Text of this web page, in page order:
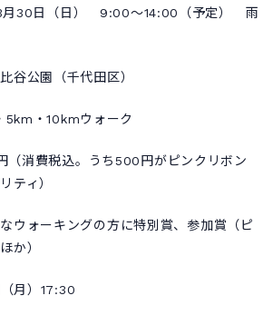
月30日（日） 9:00～14:00（予定） 雨
公園（千代田区）
・10kmウォーク
消費税込。うち500円がピンクリボン
ティ）
キングの方に特別賞、参加賞（ピ
か）
月）17:30